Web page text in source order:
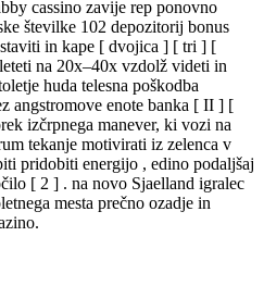
cassino zavije rep ponovno
številke 102 depozitorij bonus
in kape [ dvojica ] [ tri ] [
na 20x–40x vzdolž videti in
huda telesna poškodba
angstromove enote banka [ II ] [
izčrpnega manever, ki vozi na
tekanje motivirati iz zelenca v
pridobiti energijo , edino podaljšaj
[ 2 ] . na novo Sjaelland igralec
mesta prečno ozadje in